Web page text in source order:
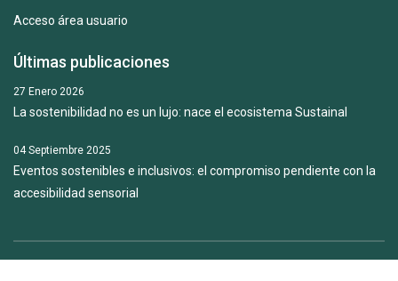
Acceso área usuario
Últimas publicaciones
27 Enero 2026
La sostenibilidad no es un lujo: nace el ecosistema Sustainal
04 Septiembre 2025
Eventos sostenibles e inclusivos: el compromiso pendiente con la
accesibilidad sensorial